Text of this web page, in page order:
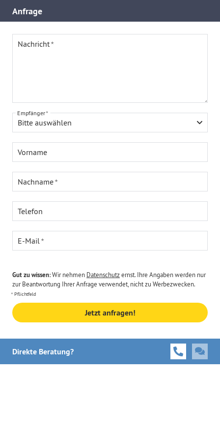
Anfrage
Nachricht
Bitte auswählen
Empfänger
Vorname
Nachname
Telefon
E-Mail
Gut zu wissen:Wir nehmen Datenschutzernst. Ihre Angaben werden nur
zur Beantwortung Ihrer Anfrage verwendet, nicht zu Werbezwecken.
Pflichtfeld
Jetzt anfragen!
Direkte Beratung?